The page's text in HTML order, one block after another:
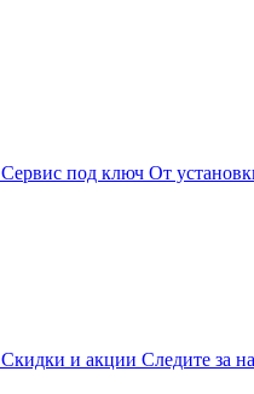
Сервис под ключ От
Скидки и акции Следите за